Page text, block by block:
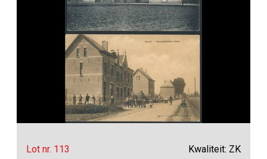
Lot nr. 113 Kwaliteit: ZK